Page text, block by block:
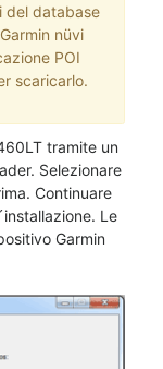
del database
nüvi
POI
scaricarlo.
tramite un
Selezionare
Continuare
Le
Garmin